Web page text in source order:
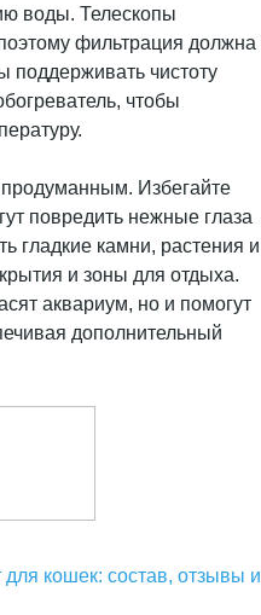
воды. Телескопы
фильтрация должна
поддерживать чистоту
чтобы
Избегайте
повредить нежные глаза
гладкие камни, растения и
и зоны для отдыха.
аквариум, но и помогут
дополнительный
кошек: состав, отзывы и